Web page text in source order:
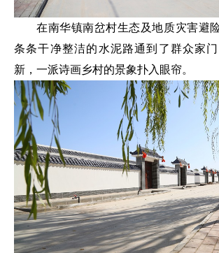
在南华镇南岔村生态及地质灾害避
条条干净整洁的水泥路通到了群众家
新，一派诗画乡村的景象扑入眼帘。